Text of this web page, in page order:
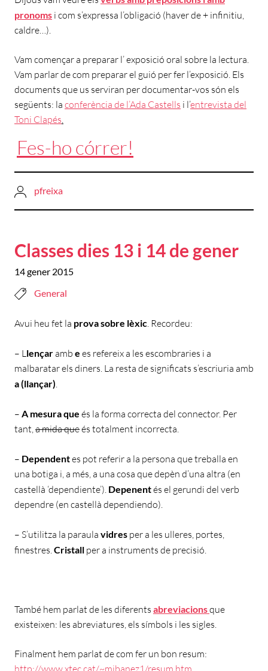
pronoms i com s’expressa l’obligació (haver de + infinitiu,
caldre…).
Vam començar a preparar l’ exposició oral sobre la lectura.
Vam parlar de com preparar el guió per fer l’exposició. Els
documents que us serviran per documentar-vos són els
següents: la conferència de l’Ada Castells i l’entrevista del
Toni Clapés.
Fes-ho córrer!
pfreixa
Classes dies 13 i 14 de gener
14 gener 2015
General
Avui heu fet la prova sobre lèxic . Recordeu:
– L lençaramb e es refereix a les escombraries i a
malbaratar els diners. La resta de significats s’escriuria amb
a (llançar)
– A mesura que és la forma correcta del connector. Per
tant, a mida queés totalment incorrecta.
– Dependentes pot referir a la persona que treballa en
una botiga i, a més, a una cosa que depèn d’una altra (en
castellà ‘dependiente’). Depenentés el gerundi del verb
dependre (en castellà dependiendo).
– S’utilitza la paraula vidres per a les ulleres, portes,
finestres. Cristall per a instruments de precisió.
També hem parlat de les diferents abreviacionsque
existeixen: les abreviatures, els símbols i les sigles.
Finalment hem parlat de com fer un bon resum:
http://www.xtec.cat/~mibanez1/resum.htm